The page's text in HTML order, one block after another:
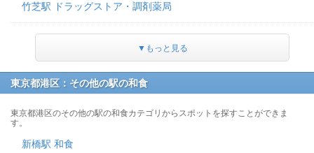
竹芝駅 ドラッグストア・調剤薬局
▼もっと見る
東京都港区：その他の駅の和食
東京都港区のその他の駅の和食カテゴリからスポットを探すことができま
す。
新橋駅 和食